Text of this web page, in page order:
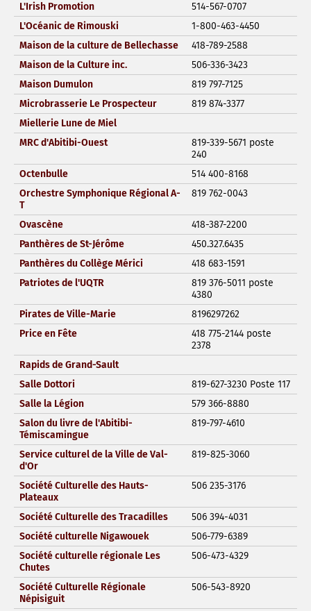
L'Irish Promotion
514-567-0707
L'Océanic de Rimouski
1-800-463-4450
Maison de la culture de Bellechasse
418-789-2588
Maison de la Culture inc.
506-336-3423
Maison Dumulon
819 797-7125
Microbrasserie Le Prospecteur
819 874-3377
Miellerie Lune de Miel
MRC d'Abitibi-Ouest
819-339-5671 poste
240
Octenbulle
514 400-8168
Orchestre Symphonique Régional A-
T
819 762-0043
Ovascène
418-387-2200
Panthères de St-Jérôme
450.327.6435
Panthères du Collège Mérici
418 683-1591
Patriotes de l'UQTR
819 376-5011 poste
4380
Pirates de Ville-Marie
8196297262
Price en Fête
418 775-2144 poste
2378
Rapids de Grand-Sault
Salle Dottori
819-627-3230 Poste 117
Salle la Légion
579 366-8880
Salon du livre de l'Abitibi-
Témiscamingue
819-797-4610
Service culturel de la Ville de Val-
d'Or
819-825-3060
Société Culturelle des Hauts-
Plateaux
506 235-3176
Société Culturelle des Tracadilles
506 394-4031
Société culturelle Nigawouek
506-779-6389
Société culturelle régionale Les
Chutes
506-473-4329
Société Culturelle Régionale
Népisiguit
506-543-8920